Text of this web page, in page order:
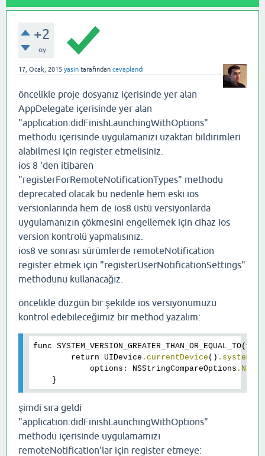
+2
oy
17, Ocak, 2015 yasin tarafından cevaplandı
öncelikle proje dosyanız içerisinde yer alan
AppDelegate içerisinde yer alan
"application:didFinishLaunchingWithOptions"
methodu içerisinde uygulamanızı uzaktan bildirimleri
alabilmesi için register etmelisiniz.
ios 8 'den itibaren
"registerForRemoteNotificationTypes" methodu
deprecated olacak bu nedenle hem eski ios
versionlarında hem de ios8 üstü versiyonlarda
uygulamanızın çökmesini engellemek için cihaz ios
version kontrolü yapmalısınız.
ios8 ve sonrası sürümlerde remoteNotification
register etmek için "registerUserNotificationSettings"
methodunu kullanacağız.
öncelikle düzgün bir şekilde ios versiyonumuzu
kontrol edebileceğimiz bir method yazalım:
func
        return UIDevice
.currentDevice ()
            options: NSStringCompareOptions
şimdi sıra geldi
"application:didFinishLaunchingWithOptions"
methodu içerisinde uygulamamızı
remoteNotification'lar için register etmeye: